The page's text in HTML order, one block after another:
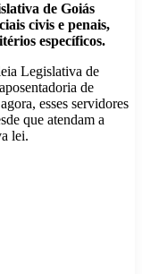
de Goiás
civis e penais,
específicos.
Legislativa de
de
esses servidores
que atendam a
lei.